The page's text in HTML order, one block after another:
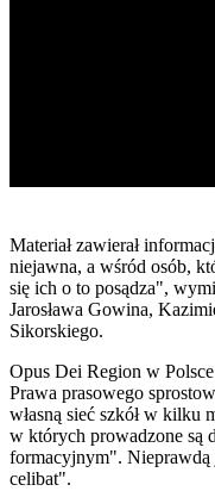
Materiał zawierał
niejawna, a wśród osób,
się ich o to posądza",
Jarosława Gowina,
Sikorskiego.
Opus Dei Region w
Prawa prasowego
własną sieć szkół w kilku
w których prowadzone są
formacyjnym". Nieprawdą
celibat".